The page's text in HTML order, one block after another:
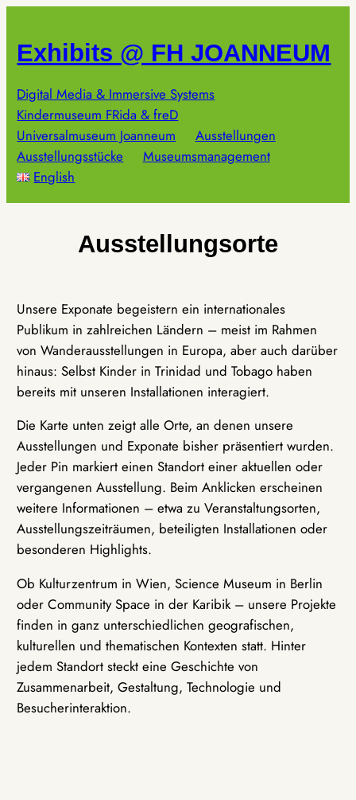
springen
Exhibits @ FH JOANNEUM
Digital Media & Immersive Systems
Kindermuseum FRida & freD
Universalmuseum Joanneum
Ausstellungen
Ausstellungsstücke
Museumsmanagement
English
Ausstellungsorte
Unsere Exponate begeistern ein internationales
Publikum in zahlreichen Ländern – meist im Rahmen
von Wanderausstellungen in Europa, aber auch darüber
hinaus: Selbst Kinder in Trinidad und Tobago haben
bereits mit unseren Installationen interagiert.
Die Karte unten zeigt alle Orte, an denen unsere
Ausstellungen und Exponate bisher präsentiert wurden.
Jeder Pin markiert einen Standort einer aktuellen oder
vergangenen Ausstellung. Beim Anklicken erscheinen
weitere Informationen – etwa zu Veranstaltungsorten,
Ausstellungszeiträumen, beteiligten Installationen oder
besonderen Highlights.
Ob Kulturzentrum in Wien, Science Museum in Berlin
oder Community Space in der Karibik – unsere Projekte
finden in ganz unterschiedlichen geografischen,
kulturellen und thematischen Kontexten statt. Hinter
jedem Standort steckt eine Geschichte von
Zusammenarbeit, Gestaltung, Technologie und
Besucherinteraktion.